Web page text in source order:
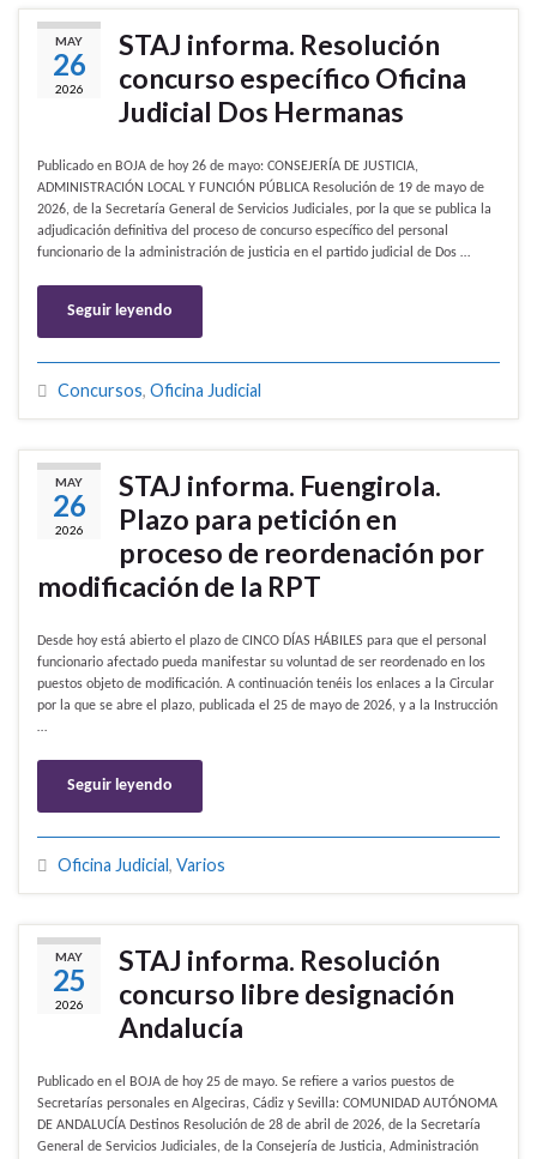
MAY
26
2026
STAJ informa. Resolución
concurso específico Oficina
Judicial Dos Hermanas
Publicado en BOJA de hoy 26 de mayo: CONSEJERÍA DE JUSTICIA,
ADMINISTRACIÓN LOCAL Y FUNCIÓN PÚBLICA Resolución de 19 de mayo de
2026, de la Secretaría General de Servicios Judiciales, por la que se publica la
adjudicación definitiva del proceso de concurso específico del personal
funcionario de la administración de justicia en el partido judicial de Dos …
Seguir leyendo
Concursos, Oficina Judicial
MAY
26
2026
STAJ informa. Fuengirola.
Plazo para petición en
proceso de reordenación por
modificación de la RPT
Desde hoy está abierto el plazo de CINCO DÍAS HÁBILES para que el personal
funcionario afectado pueda manifestar su voluntad de ser reordenado en los
puestos objeto de modificación. A continuación tenéis los enlaces a la Circular
por la que se abre el plazo, publicada el 25 de mayo de 2026, y a la Instrucción
…
Seguir leyendo
Oficina Judicial, Varios
MAY
25
2026
STAJ informa. Resolución
concurso libre designación
Andalucía
Publicado en el BOJA de hoy 25 de mayo. Se refiere a varios puestos de
Secretarías personales en Algeciras, Cádiz y Sevilla: COMUNIDAD AUTÓNOMA
DE ANDALUCÍA Destinos Resolución de 28 de abril de 2026, de la Secretaría
General de Servicios Judiciales, de la Consejería de Justicia, Administración